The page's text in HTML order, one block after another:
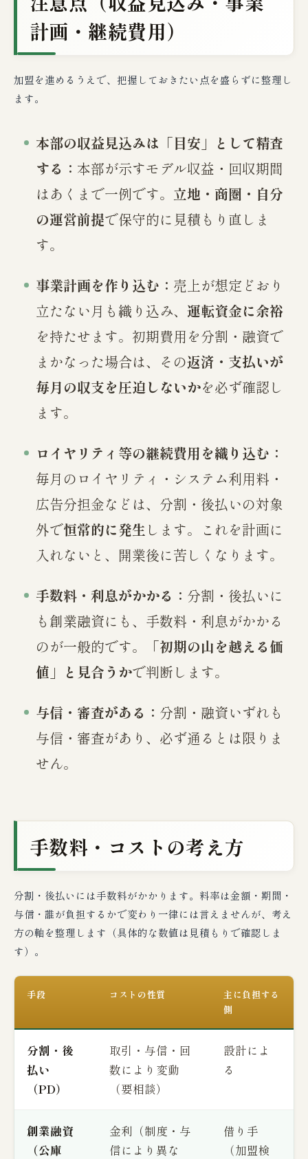
計画・継続費用）
加盟を進めるうえで、把握しておきたい点を盛らずに整理し
ます。
本部の収益見込みは「目安」として精査
する： 本部が示すモデル収益・回収期間
はあくまで一例です。 立地・商圏・自分
の運営前提で保守的に見積もり直しま
す。
事業計画を作り込む： 売上が想定どおり
立たない月も織り込み、 運転資金に余裕
を持たせます。初期費用を分割・融資で
まかなった場合は、その返済・支払いが
毎月の収支を圧迫しないかを必ず確認し
ます。
ロイヤリティ等の継続費用を織り込む：
毎月のロイヤリティ・システム利用料・
広告分担金などは、分割・後払いの対象
外で恒常的に発生 します。これを計画に
入れないと、開業後に苦しくなります。
手数料・利息がかかる： 分割・後払いに
も創業融資にも、手数料・利息がかかる
のが一般的です。
「初期の山を越える価
値」と見合うかで判断します。
与信・審査がある： 分割・融資いずれも
与信・審査があり、必ず通るとは限りま
せん。
手数料・コストの考え方
分割・後払いには手数料がかかります。料率は金額・期間・
与信・誰が負担するかで変わり一律には言えませんが、考え
方の軸を整理します（具体的な数値は見積もりで確認しま
す）。
手段 コストの性質
主に負担する
側
分割・後
払い
（PD）
取引・与信・回
数により変動
（要相談）
設計によ
る
創業融資
（公庫
金利（制度・与
信により異な
借り手
（加盟検